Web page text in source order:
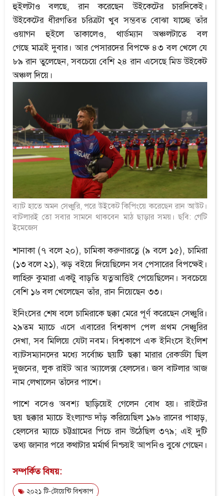
হুইলটাও বলছে, রান করেছেন উইকেটের চারদিকেই।
উইকেটের ধীরগতির চরিত্রটা খুব সম্ভবত বোঝা যাচ্ছে তাঁর
ওয়াগন হুইলে তাকালেও, থার্ডম্যান অঞ্চলটাতে বল
গেছে মাত্রই দুবার। আর পেসারদের বিপক্ষে ৪৩ বল খেলে যে
৮৯ রান তুলেছেন, সবচেয়ে বেশি ২৪ রান এসেছে মিড উইকেট
অঞ্চল দিয়ে।
ব্যাট হাতে অমন সেঞ্চুরি, পরে উইকেট কিপিংয়ে করেছেন রান আউট।
বাটলারই তো সবার সামনে থাকবেন মাঠ ছাড়ার সময়। ছবি: গেটি
ইমেজেস
শানাকা (৭ বলে ২০), চামিকা করুণারত্নে (৯ বলে ১৫), চামিরা
(১৩ বলে ২১), ঝড় বইয়ে দিয়েছিলেন সব পেসারের বিপক্ষেই।
লাহিরু কুমারা একটু বাড়তি যত্নআত্তিই পেয়েছিলেন। সবচেয়ে
বেশি ১৬ বল খেলেছেন তাঁর, রান নিয়েছেন ৩৩।
ইনিংসের শেষ বলে চামিরাকে ছক্কা মেরে পূর্ণ করেছেন সেঞ্চুরি।
২৯তম ম্যাচে এসে এবারের বিশ্বকাপ পেল প্রথম সেঞ্চুরির
দেখা, সব মিলিয়ে যেটা নবম। বিশ্বকাপে এক ইনিংসে ইংলিশ
ব্যাটসম্যানদের মধ্যে সর্বোচ্চ ছয়টি ছক্কা মারার রেকর্ডটা ছিল
দুজনের, লুক রাইট আর অ্যালেক্স হেলসের। জস বাটলার আজ
নাম লেখালেন তাঁদের পাশে।
পাশে বসেও অবশ্য ছাড়িয়েই গেলেন বোধ হয়। রাইটের
ছয় ছক্কার ম্যাচে ইংল্যান্ড দাঁড় করিয়েছিল ১৯৬ রানের পাহাড়,
হেলসের ম্যাচে চট্টগ্রামের পিচে রান উঠেছিল ৩৭৯; এই দুটি
তথ্য জানার পরে কথাটার মর্মার্থ নিশ্চয়ই আপনিও বুঝে গেছেন।
সম্পর্কিত বিষয়:
২০২১ টি-টোয়েন্টি বিশ্বকাপ